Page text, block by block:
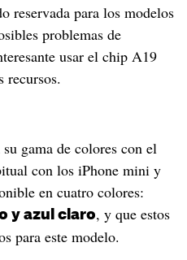
reservada para los modelos
problemas de
usar el chip A19
recursos.
gama de colores con el
con los iPhone mini y
en cuatro colores:
y azul claro, y que estos
para este modelo.